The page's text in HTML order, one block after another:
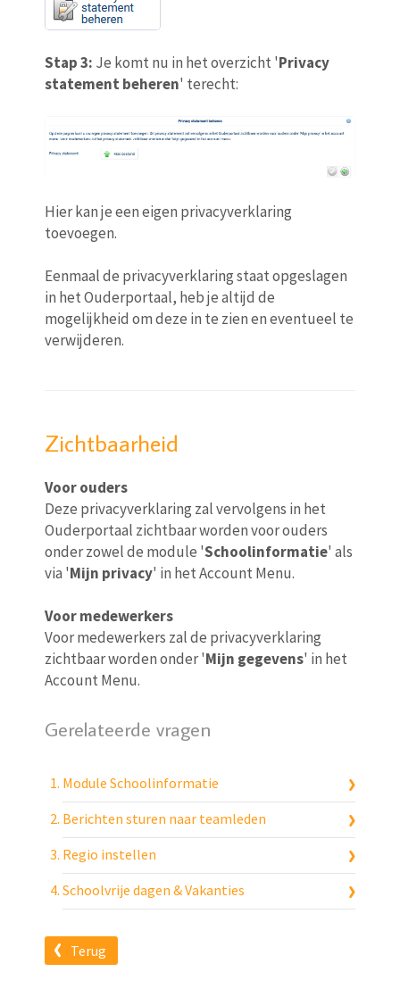
Stap 3: Je komt nu in het overzicht 'Privacy
statement beheren' terecht:
Hier kan je een eigen privacyverklaring
toevoegen.
Eenmaal de privacyverklaring staat opgeslagen
in het Ouderportaal, heb je altijd de
mogelijkheid om deze in te zien en eventueel te
verwijderen.
Zichtbaarheid
Voor ouders
Deze privacyverklaring zal vervolgens in het
Ouderportaal zichtbaar worden voor ouders
onder zowel de module 'Schoolinformatie' als
via 'Mijn privacy' in het Account Menu.
Voor medewerkers
Voor medewerkers zal de privacyverklaring
zichtbaar worden onder 'Mijn gegevens' in het
Account Menu.
Gerelateerde vragen
Module Schoolinformatie
Berichten sturen naar teamleden
Regio instellen
Schoolvrije dagen & Vakanties
Terug